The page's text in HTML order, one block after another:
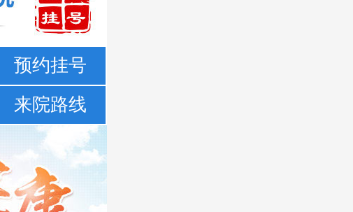
预约挂号
来院路线